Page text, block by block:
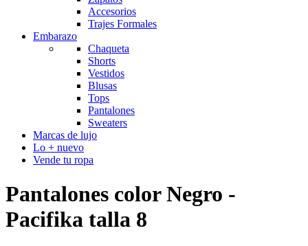
Accesorios
Trajes Formales
Embarazo
Chaqueta
Shorts
Vestidos
Blusas
Tops
Pantalones
Sweaters
Marcas de lujo
Lo + nuevo
Vende tu ropa
Pantalones color Negro -
Pacifika talla 8